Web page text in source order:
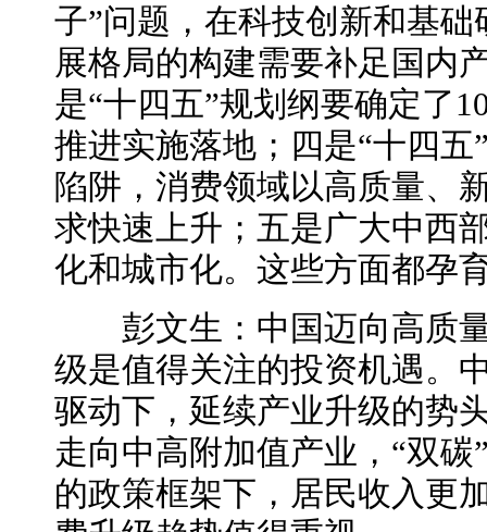
子”问题，在科技创新和基
展格局的构建需要补足国内
是“十四五”规划纲要确定了
推进实施落地；四是“十四
陷阱，消费领域以高质量、
求快速上升；五是广大中西
化和城市化。这些方面都孕
彭文生：中国迈向高质量
级是值得关注的投资机遇。
驱动下，延续产业升级的势
走向中高附加值产业，“双
的政策框架下，居民收入更